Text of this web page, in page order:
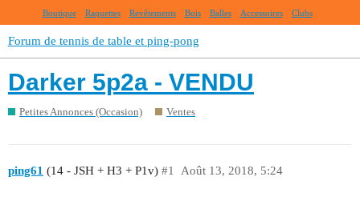
Boutique Raquettes Revêtements Bois Balles Accessoires Clubs
Forum de tennis de table et ping-pong
Darker 5p2a - VENDU
Petites Annonces (Occasion) Ventes
ping61 (14 - JSH + H3 + P1v) Août 13, 2018, 5:24
#1